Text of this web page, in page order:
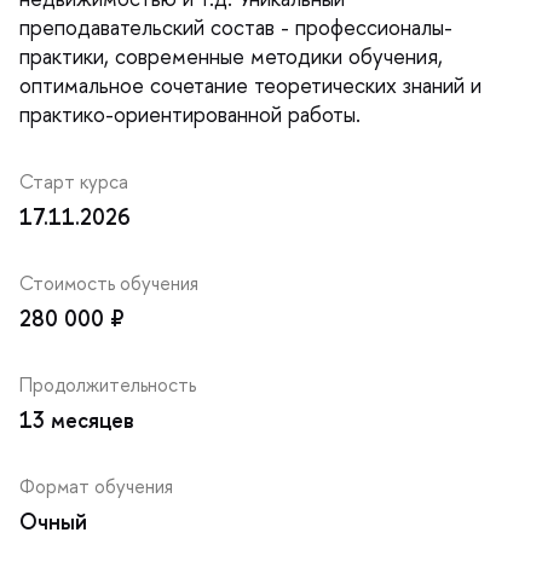
преподавательский состав - профессионалы-
практики, современные методики обучения,
оптимальное сочетание теоретических знаний и
практико-ориентированной работы.
Старт курса
17.11.2026
Стоимость обучения
280 000 ₽
Продолжительность
13 месяце
Формат обучения
Очный